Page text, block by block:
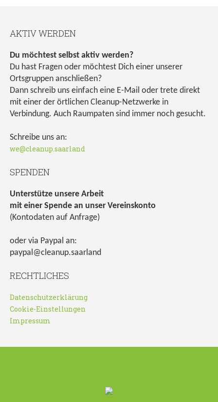
AKTIV WERDEN
Du möchtest selbst aktiv werden?
Du hast Fragen oder möchtest Dich einer unserer
Ortsgruppen anschließen?
Dann schreib uns einfach eine E-Mail oder trete direkt
mit einer der örtlichen Cleanup-Netzwerke in
Verbindung. Auch Raumpaten sind immer noch gesucht.
Schreibe uns an:
we@cleanup.saarland
SPENDEN
Unterstütze unsere Arbeit
mit einer Spende an unser Vereinskonto
(Kontodaten auf Anfrage)
oder via Paypal an:
paypal@cleanup.saarland
RECHTLICHES
Datenschutzerklärung
Cookie-Einstellungen
Impressum